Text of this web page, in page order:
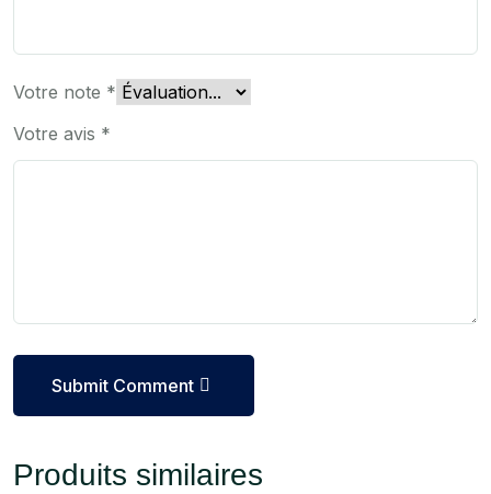
Votre note *
Votre avis *
Submit Comment
Produits similaires